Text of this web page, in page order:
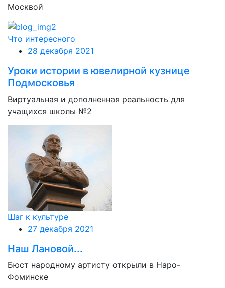
Москвой
Что интересного
28 декабря 2021
Уроки истории в ювелирной кузнице
Подмосковья
Виртуальная и дополненная реальность для
учащихся школы №2
Шаг к культуре
27 декабря 2021
Наш Лановой...
Бюст народному артисту открыли в Наро-
Фоминске